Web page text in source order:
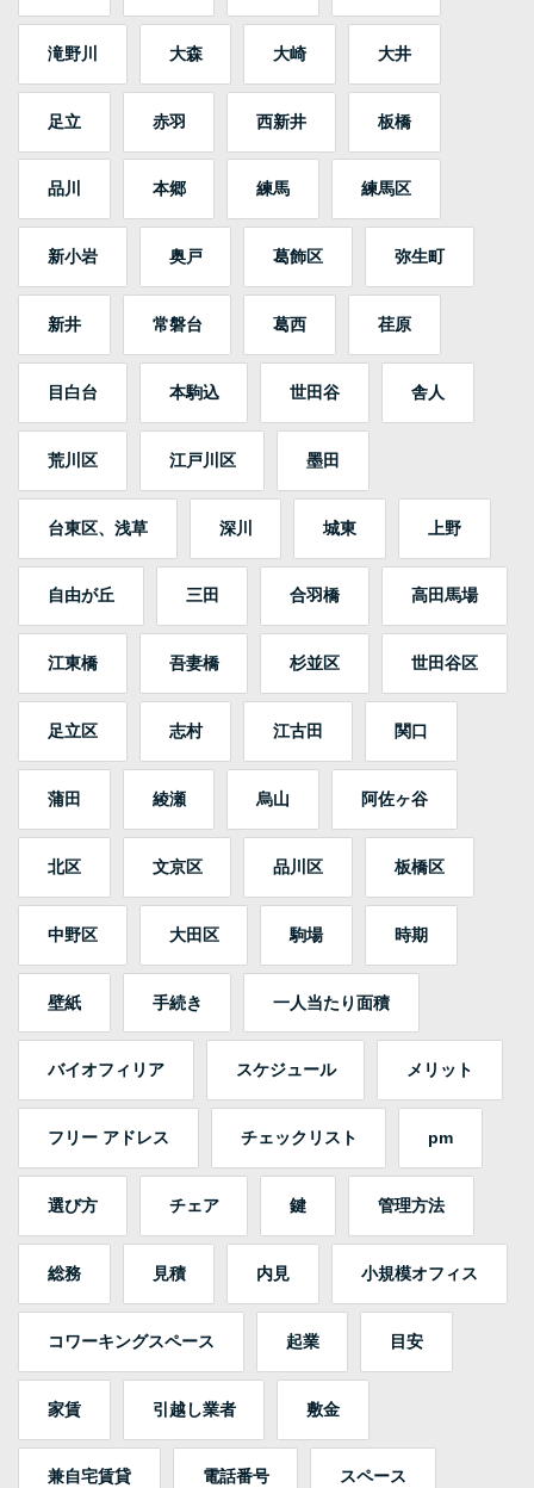
滝野川 大森 大崎 大井
足立 赤羽 西新井 板橋
品川 本郷 練馬 練馬区
新小岩 奥戸 葛飾区 弥生町
新井 常磐台 葛西 荏原
目白台 本駒込 世田谷 舎人
荒川区 江戸川区 墨田
台東区、浅草 深川 城東 上野
自由が丘 三田 合羽橋 高田馬場
江東橋 吾妻橋 杉並区 世田谷区
足立区 志村 江古田 関口
蒲田 綾瀬 烏山 阿佐ヶ谷
北区 文京区 品川区 板橋区
中野区 大田区 駒場 時期
壁紙 手続き 一人当たり面積
バイオフィリア スケジュール メリット
フリー アドレス チェックリスト pm
選び方 チェア 鍵 管理方法
総務 見積 内見 小規模オフィス
コワーキングスペース 起業 目安
家賃 引越し業者 敷金
兼自宅賃貸 電話番号 スペース